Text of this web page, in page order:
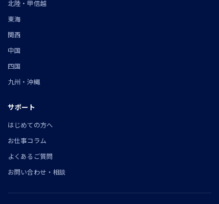
北陸・甲信越
東海
関西
中国
四国
九州・沖縄
サポート
はじめての方へ
お仕事コラム
よくあるご質問
お問い合わせ・相談